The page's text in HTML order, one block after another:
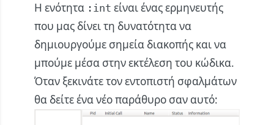
Η ενότητα :int είναι ένας ερμηνευτής
που μας δίνει τη δυνατότητα να
δημιουργούμε σημεία διακοπής και να
μπούμε μέσα στην εκτέλεση του κώδικα.
Όταν ξεκινάτε τον εντοπιστή σφαλμάτων
θα δείτε ένα νέο παράθυρο σαν αυτό: